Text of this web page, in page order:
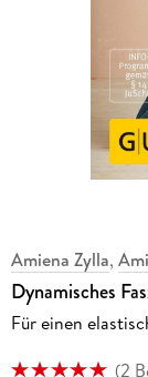
Amiena Zylla,
Dynamisches
Für einen
(2